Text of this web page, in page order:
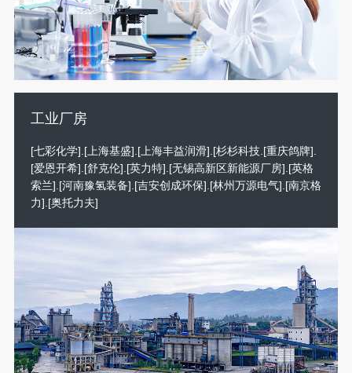
工业厂房
[七彩化学].[上海基盛].[上海丰益润滑].[杉杉科技.[重庆鸽牌].
[爱恩开希].[舒克伦].[英力特].[无锡高新区新能源厂房].[英格
索兰].[河南豫氢装备].[吉安创成环保].[林州万源电气].[南京格
力].[奥托力夫]